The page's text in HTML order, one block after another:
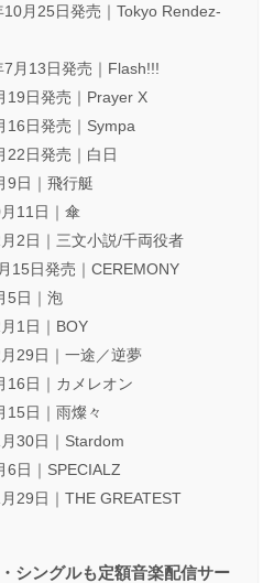
月25日発売｜Tokyo Rendez-
月13日発売｜Flash!!!
日発売｜Prayer X
日発売｜Sympa
日発売｜白日
日｜飛行艇
11日｜傘
2日｜三文小説/千両役者
日発売｜CEREMONY
5日｜泡
1日｜BOY
29日｜一途／逆夢
日｜カメレオン
日｜雨燦々
30日｜Stardom
日｜SPECIALZ
29日｜THE GREATEST
シングルも定額音楽配信サー